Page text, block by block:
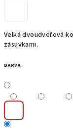
Velká dvoudveřová
zásuvkami.
BARVA